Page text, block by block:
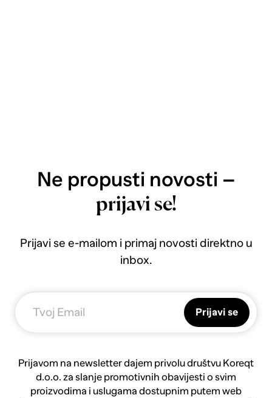
Ne propusti novosti –
prijavi se!
Prijavi se e-mailom i primaj novosti direktno u
inbox.
Prijavi se
Prijavom na newsletter dajem privolu društvu Koreqt
d.o.o. za slanje promotivnih obavijesti o svim
proizvodima i uslugama dostupnim putem web